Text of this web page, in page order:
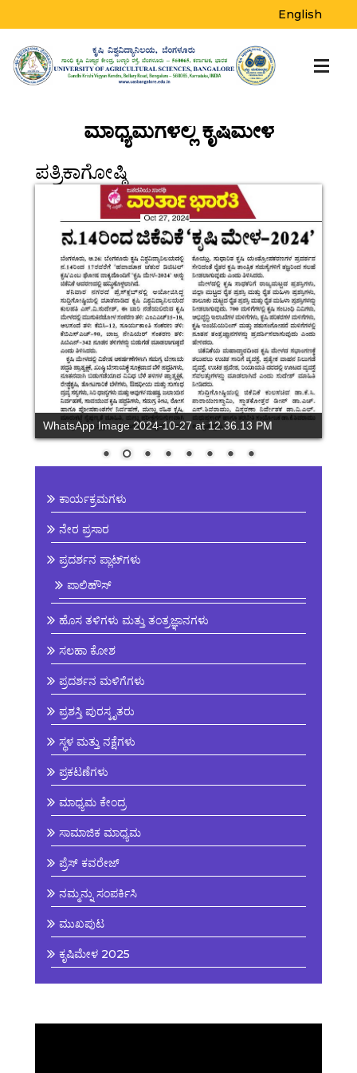
English
ಮಾಧ್ಯಮಗಳಲ್ಲಿ ಕೃಷಿಮೇಳ
ಪತ್ರಿಕಾಗೋಷ್ಠಿ
WhatsApp Image 2024-10-27 at 12.36.13 PM
ಕಾರ್ಯಕ್ರಮಗಳು
ನೇರ ಪ್ರಸಾರ
ಪ್ರದರ್ಶನ ಪ್ಲಾಟ್‌ಗಳು
ಪಾಲಿಹೌಸ್
ಹೊಸ ತಳಿಗಳು ಮತ್ತು ತಂತ್ರಜ್ಞಾನಗಳು
ಸಲಹಾ ಕೋಶ
ಪ್ರದರ್ಶನ ಮಳಿಗೆಗಳು
ಪ್ರಶಸ್ತಿ ಪುರಸ್ಕೃತರು
ಸ್ಥಳ ಮತ್ತು ನಕ್ಷೆಗಳು
ಪ್ರಕಟಣೆಗಳು
ಮಾಧ್ಯಮ ಕೇಂದ್ರ
ಸಾಮಾಜಿಕ ಮಾಧ್ಯಮ
ಪ್ರೆಸ್ ಕವರೇಜ್
ನಮ್ಮನ್ನು ಸಂಪರ್ಕಿಸಿ
ಮುಖಪುಟ
ಕೃಷಿಮೇಳ 2025